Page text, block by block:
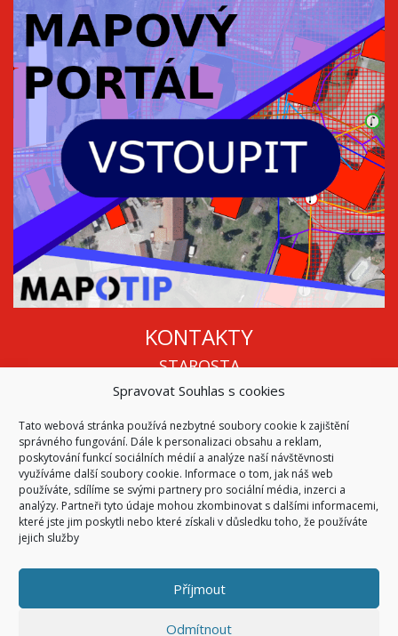
Spravovat Souhlas s cookies
Tato webová stránka používá nezbytné soubory cookie k zajištění
správného fungování. Dále k personalizaci obsahu a reklam,
poskytování funkcí sociálních médií a analýze naší návštěvnosti
využíváme další soubory cookie. Informace o tom, jak náš web
používáte, sdílíme se svými partnery pro sociální média, inzerci a
analýzy. Partneři tyto údaje mohou zkombinovat s dalšími informacemi,
které jste jim poskytli nebo které získali v důsledku toho, že používáte
jejich služby
Příjmout
Odmítnout
KONTAKTY
STAROSTA
Mgr. Roman Vala
info@oukojetice.cz
ÚŘEDNÍ HODINY
Po, St: 15:30 - 16:30
Všechny kontakty | Kde nás najdete
© 2026Obec Kojetice na Moravě
Všechna práva vyhrazena